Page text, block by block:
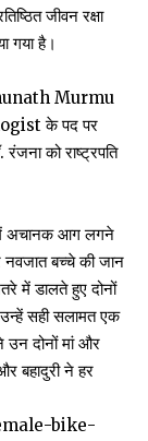
जीवन रक्षा
गया है।
Murmu
के पद पर
को राष्ट्रपति
अचानक आग लगने
बच्चे की जान
में डालते हुए दोनों
उन्हें सही सलामत एक
दोनों मां और
बहादुरी ने हर
bike-